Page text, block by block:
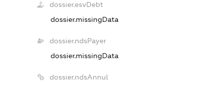
dossier.esvDebt
dossier.missingData
dossier.ndsPayer
dossier.missingData
dossier.ndsAnnul